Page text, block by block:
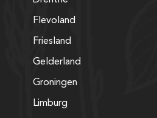
Flevoland
Friesland
Gelderland
Groningen
Limburg